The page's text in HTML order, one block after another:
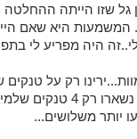
גל שזו הייתה
המשמעות היא שאם
היה מפריע לי